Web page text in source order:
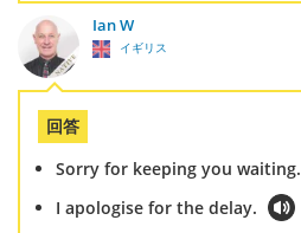
Ian W
イギリス
回答
Sorry for keeping you waiting.
I apologise for the delay.